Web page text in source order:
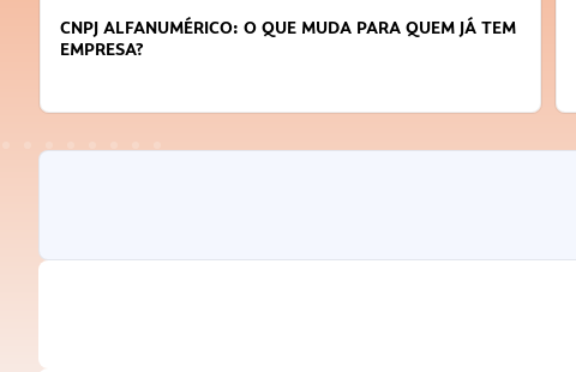
CNPJ ALFANUMÉRICO: O QUE MUDA PARA QUEM JÁ TEM
EMPRESA?